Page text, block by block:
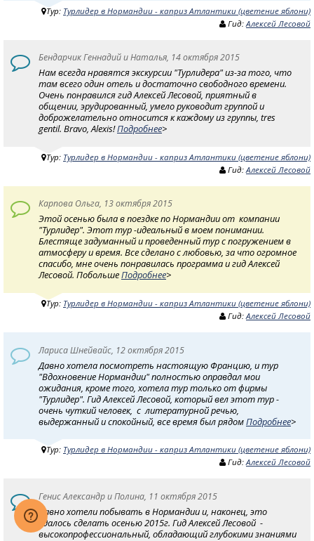
Тур: Турлидер в Нормандии - каприз Атлантики (цветение яблони)
Гид: Алексей Лесовой
Бендарчик Геннадий и Наталья, 14 октября 2015
Нам всегда нравятся экскурсии "Турлидера" из-за того, что
там всего один отель и достаточно свободного времени.
Очень понравился гид Алексей Лесовой, приятный в
общении, эрудированный, умело руководит группой и
доброжелательно относится к каждому из группы, tres
gentil. Bravo, Alexis!Подробнее>
Тур: Турлидер в Нормандии - каприз Атлантики (цветение яблони)
Гид: Алексей Лесовой
Карпова Ольга, 13 октября 2015
Этой осенью была в поездке по Нормандии от компании
"Турлидер". Этот тур -идеальный в моем понимании.
Блестяще задуманный и проведенный тур с погружением в
атмосферу и время. Все сделано с любовью, за что огромное
спасибо, мне очень понравилась программа и гид Алексей
Лесовой. ПобольшеПодробнее>
Тур: Турлидер в Нормандии - каприз Атлантики (цветение яблони)
Гид: Алексей Лесовой
Лариса Шнейвайс, 12 октября 2015
Давно хотела посмотреть настоящую Францию, и тур
"Вдохновение Нормандии" полностью оправдал мои
ожидания, кроме того, хотела тур только от фирмы
"Турлидер". Гид Алексей Лесовой, который вел этот тур -
очень чуткий человек, с литературной речью,
выдержанный и спокойный, все время был рядомПодробнее>
Тур: Турлидер в Нормандии - каприз Атлантики (цветение яблони)
Гид:Алексей Лесовой
Генис Александр и Полина, 11 октября 2015
Давно хотели побывать в Нормандии и, наконец, это
удалось сделать осенью 2015г. Гид Алексей Лесовой -
высокопрофессиональный, обладающий глубокими знаниями